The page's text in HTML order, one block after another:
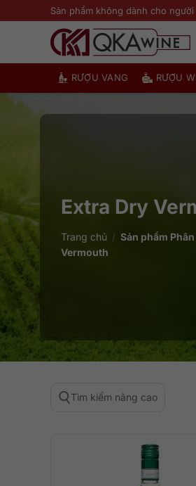
qua
Sản phẩm không dành cho
RƯỢU VANG RƯỢU
Extra Dry
Trang chủ / Sản phẩm
Vermouth
Tìm kiếm nâng cao